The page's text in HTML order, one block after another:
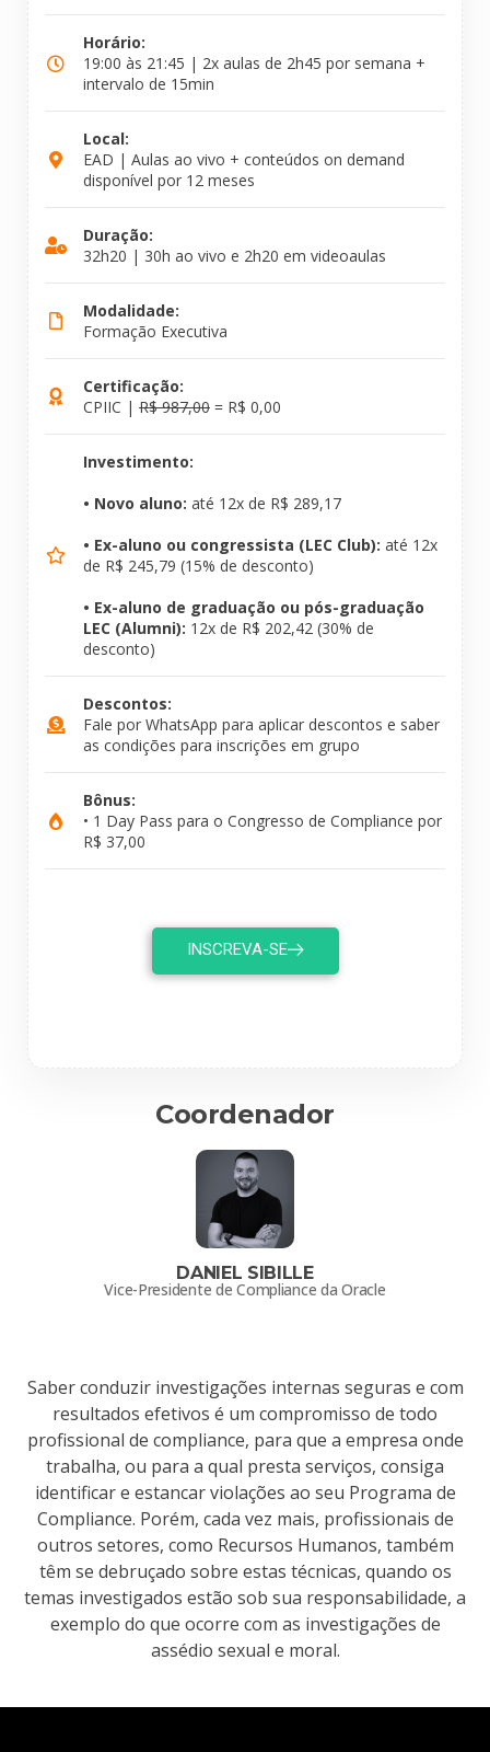
Horário:
19:00 às 21:45 | 2x aulas de 2h45 por semana +
intervalo de 15min
Local:
EAD | Aulas ao vivo + conteúdos on demand
disponível por 12 meses
Duração:
32h20 | 30h ao vivo e 2h20 em videoaulas
Modalidade:
Formação Executiva
Certificação:
CPIIC | R$ 987,00 = R$ 0,00
Investimento:
• Novo aluno: até 12x de R$ 289,17
• Ex-aluno ou congressista (LEC Club): até 12x
de R$ 245,79 (15% de desconto)
• Ex-aluno de graduação ou pós-graduação
LEC (Alumni): 12x de R$ 202,42 (30% de
desconto)
Descontos:
Fale por WhatsApp para aplicar descontos e saber
as condições para inscrições em grupo
Bônus:
• 1 Day Pass para o Congresso de Compliance por
R$ 37,00
INSCREVA-SE
Coordenador
DANIEL SIBILLE
Vice-Presidente de Compliance da Oracle
Saber conduzir investigações internas seguras e com
resultados efetivos é um compromisso de todo
profissional de compliance, para que a empresa onde
trabalha, ou para a qual presta serviços, consiga
identificar e estancar violações ao seu Programa de
Compliance. Porém, cada vez mais, profissionais de
outros setores, como Recursos Humanos, também
têm se debruçado sobre estas técnicas, quando os
temas investigados estão sob sua responsabilidade, a
exemplo do que ocorre com as investigações de
assédio sexual e moral.